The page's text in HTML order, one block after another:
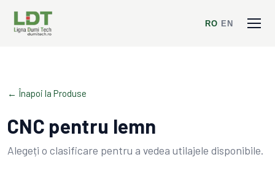
RO EN
← Înapoi la Produse
CNC pentru lemn
Alegeți o clasificare pentru a vedea utilajele disponibile.